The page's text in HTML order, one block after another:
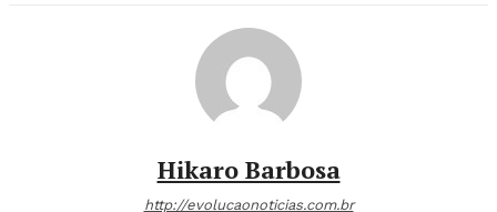
Hikaro Barbosa
http://evolucaonoticias.com.br